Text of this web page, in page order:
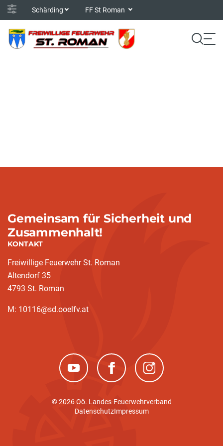
Schärding FF St Roman
Gemeinsam für Sicherheit und
Zusammenhalt!
KONTAKT
Freiwillige Feuerwehr St. Roman
Altendorf 35
4793 St. Roman
M: 10116@sd.ooelfv.at
(neues Fenster)(neues Fenster)(neues Fenster)
© 2026 Oö. Landes-Feuerwehrverband
DatenschutzImpressum